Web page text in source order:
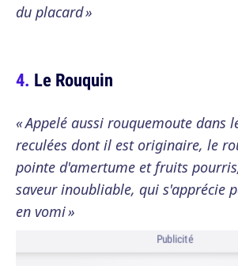
du placard »
Le Rouquin
« Appelé aussi rouquemoute dans
reculées dont il est originaire, le
pointe d'amertume et fruits
saveur inoubliable, qui s'apprécie
en vomi »
Publicité